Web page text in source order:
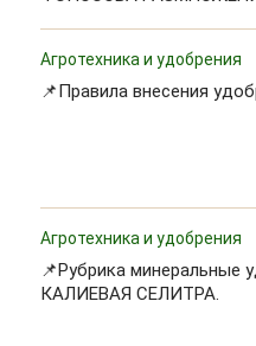
Агротехника и удобрения
📌Правила внесения
Агротехника и удобрения
📌Рубрика минеральные
КАЛИЕВАЯ СЕЛИТРА.